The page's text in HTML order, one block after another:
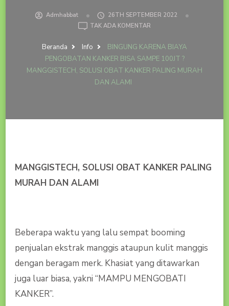
Admhabbat
26TH SEPTEMBER 2022
TAK ADA KOMENTAR
KARENA
BIAYA
PENGOBATAN
PALING
Beranda Info
BINGUNG KARENA BIAYA
PENGOBATAN KANKER BISA SAMPE 100JT ?
MANGGISTECH, SOLUSI OBAT KANKER PALING MURAH
DAN ALAMI
MANGGISTECH, SOLUSI OBAT KANKER PALING
MURAH DAN ALAMI
Beberapa waktu yang lalu sempat booming
penjualan ekstrak manggis ataupun kulit manggis
dengan beragam merk. Khasiat yang ditawarkan
juga luar biasa, yakni “MAMPU MENGOBATI
KANKER”.